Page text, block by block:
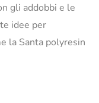
gli addobbi e le
idee per
la Santa polyresin